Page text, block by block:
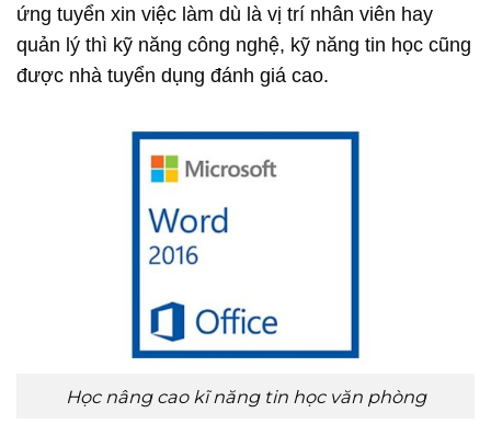
ứng tuyển xin việc làm dù là vị trí nhân viên hay
quản lý thì kỹ năng công nghệ, kỹ năng tin học cũng
được nhà tuyển dụng đánh giá cao.
Học nâng cao kĩ năng tin học văn phòng